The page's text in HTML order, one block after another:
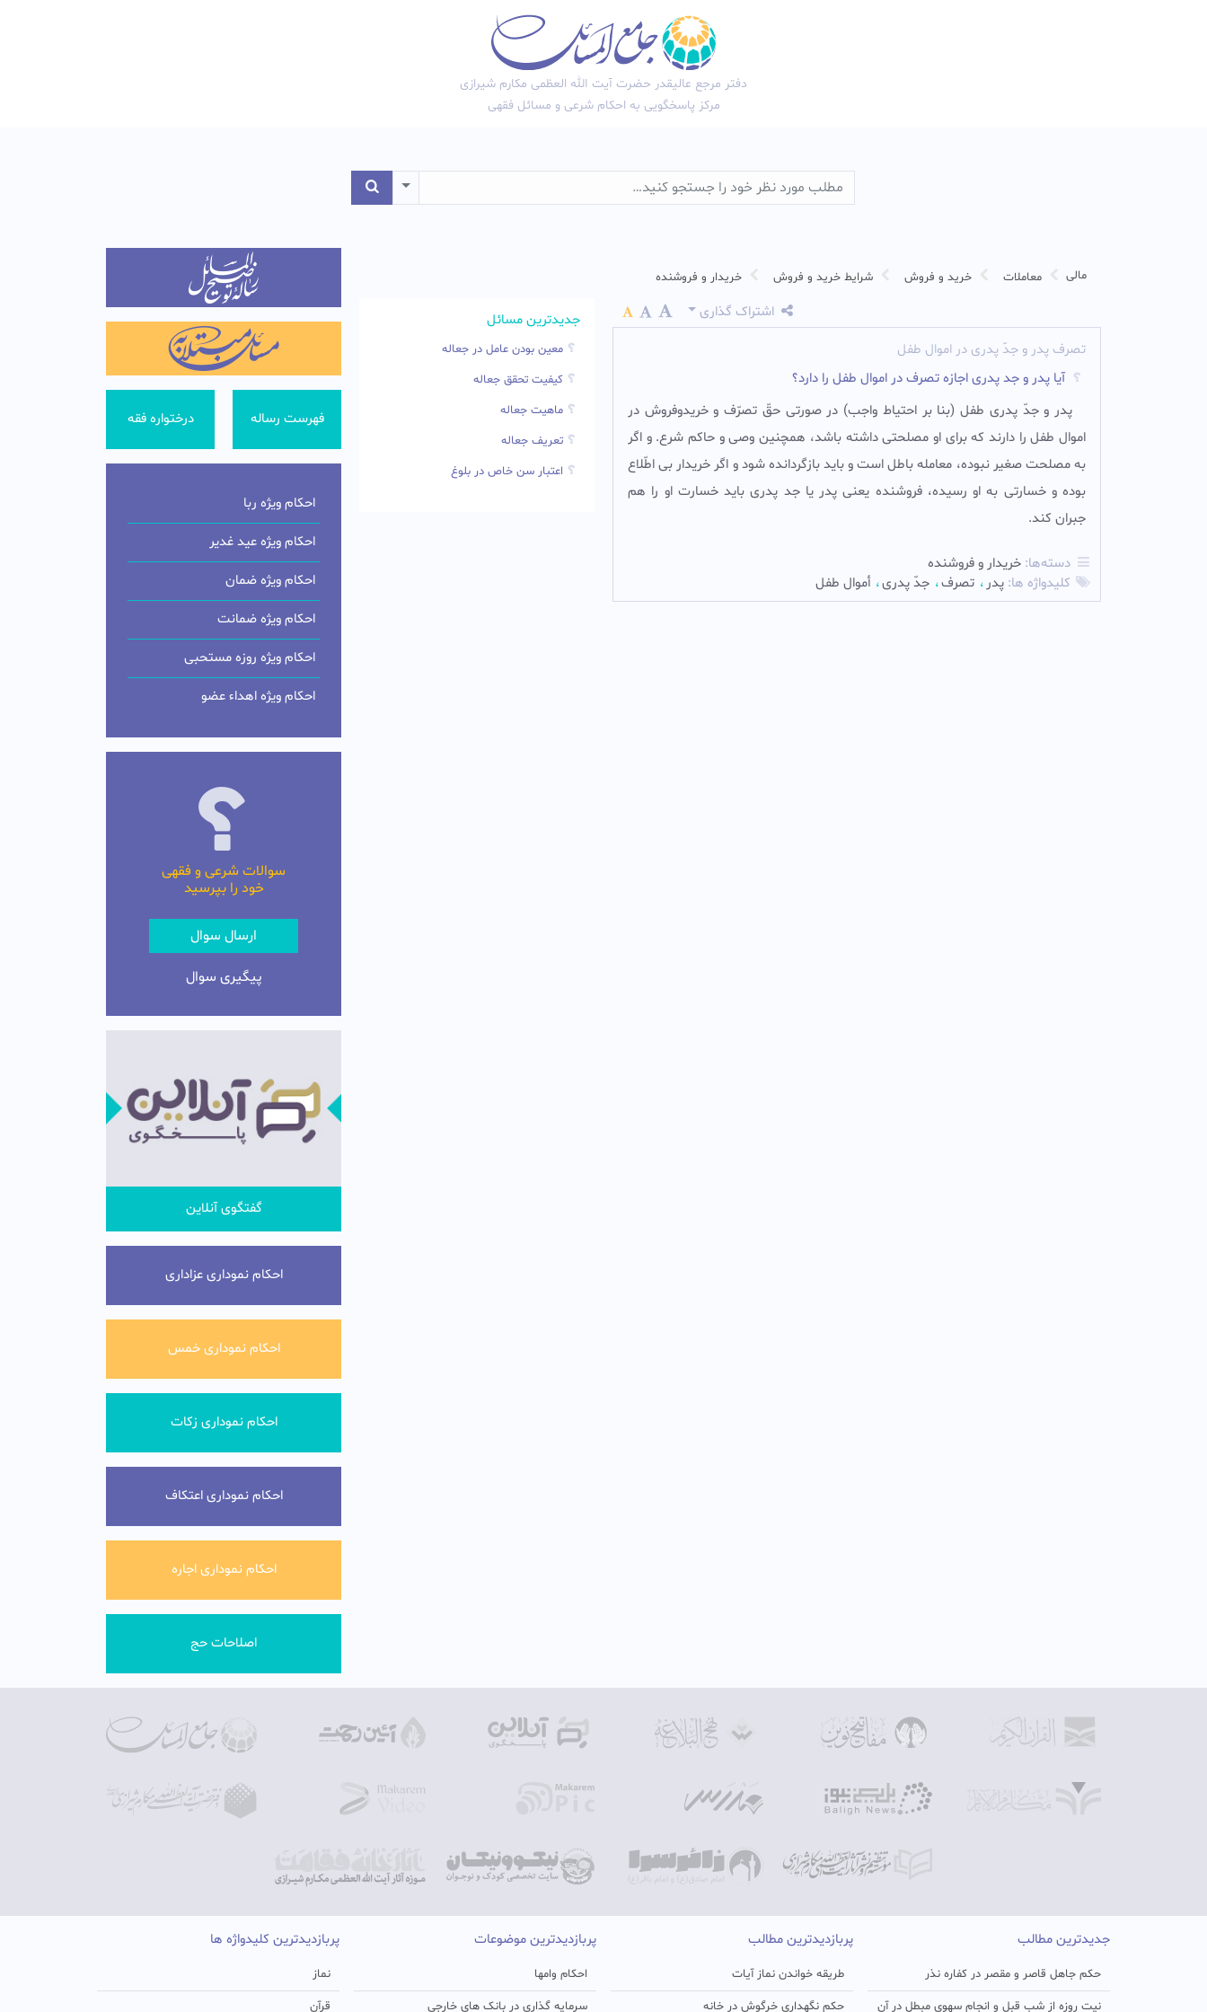
دفتر مرجع عالیقدر حضرت آیت الله العظمی مکارم شیرازی
مرکز پاسخگویی به احکام شرعی و مسائل فقهی
Toggle Dropdown
مالی معاملات خرید و فروش شرایط خرید و فروش خریدار و فروشنده
اشتراک گذاری
تصرف پدر و جدّ پدرى در اموال طفل
آیا پدر و جد پدری اجازه تصرف در اموال طفل را دارد؟
پدر و جدّ پدرى طفل (بنا بر احتياط واجب) در صورتى حقّ تصرّف و خریدوفروش در
اموال طفل را دارند كه براى او مصلحتى داشته باشد، همچنين وصى و حاكم شرع. و اگر
به مصلحت صغیر نبوده، معامله باطل است و باید بازگردانده شود و اگر خریدار بى اطّلاع
بوده و خسارتى به او رسیده، فروشنده یعنى پدر یا جد پدری باید خسارت او را هم
جبران کند.
دسته‌ها: خریدار و فروشنده
کلیدواژه ها: پدر تصرف جدّ پدرى أموال طفل
جدیدترین مسائل
معین بودن عامل در جعاله
کیفیت تحقق جعاله
ماهیت جعاله
تعریف جعاله
اعتبار سن خاص در بلوغ
فهرست رساله درختواره فقه
احکام ویژه ربا
احکام ویژه عید غدیر
احکام ویژه ضمان
احکام ویژه ضمانت
احکام ویژه روزه مستحبی
احکام ویژه اهداء عضو
سوالات شرعی و فقهی
خود را بپرسید
ارسال سوال
پیگیری سوال
گفتگوی آنلاین
احکام نموداری عزاداری
احکام نموداری خمس
احکام نموداری زکات
احکام نموداری اعتکاف
احکام نموداری اجاره
اصلاحات حج
جدیدترین مطالب
حکم جاهل قاصر و مقصر در کفاره نذر
نیت روزه از شب قبل و انجام سهوی مبطل در آن
پربازدیدترین مطالب
طریقه خواندن نماز آیات
حکم نگهداری خرگوش در خانه
پربازدیدترین موضوعات
احکام وامها
سرمایه گذاری در بانک های خارجی
پربازدیدترین کلیدواژه ها
نماز
قرآن